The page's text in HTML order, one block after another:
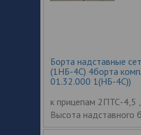
Борта надставные
(1НБ-4C) 4борта
01.32.000 1(НБ-4C))
к прицепам 2ПТС-4,5
Высота надставного